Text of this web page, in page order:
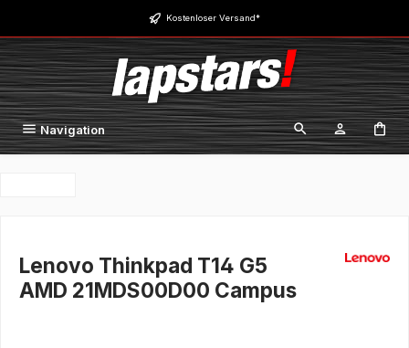
Zum Hauptinhalt springen Kostenloser Versand*
Navigation
Lenovo Thinkpad T14 G5
AMD 21MDS00D00 Campus